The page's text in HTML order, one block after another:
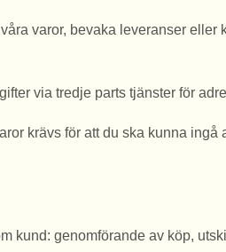
varor, bevaka leveranser
via tredje parts tjänster för
krävs för att du ska kunna
kund: genomförande av köp,